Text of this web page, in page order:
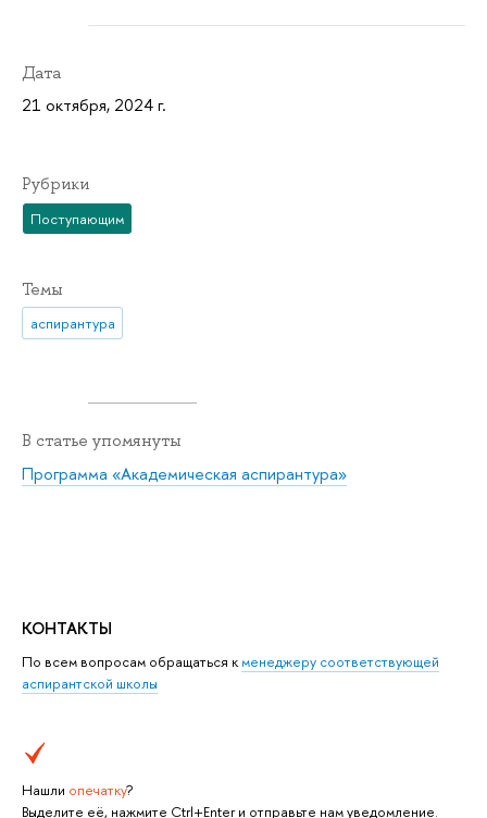
КОНТАКТЫ
По всем вопросам обращаться к менеджеру соответствующей
аспирантской школы
Нашли опечатку?
Выделите её, нажмите Ctrl+Enter и отправьте нам уведомление.
Дата
21 октября, 2024 г.
Рубрики
Поступающим
Темы
аспирантура
В статье упомянуты
Программа «Академическая аспирантура»